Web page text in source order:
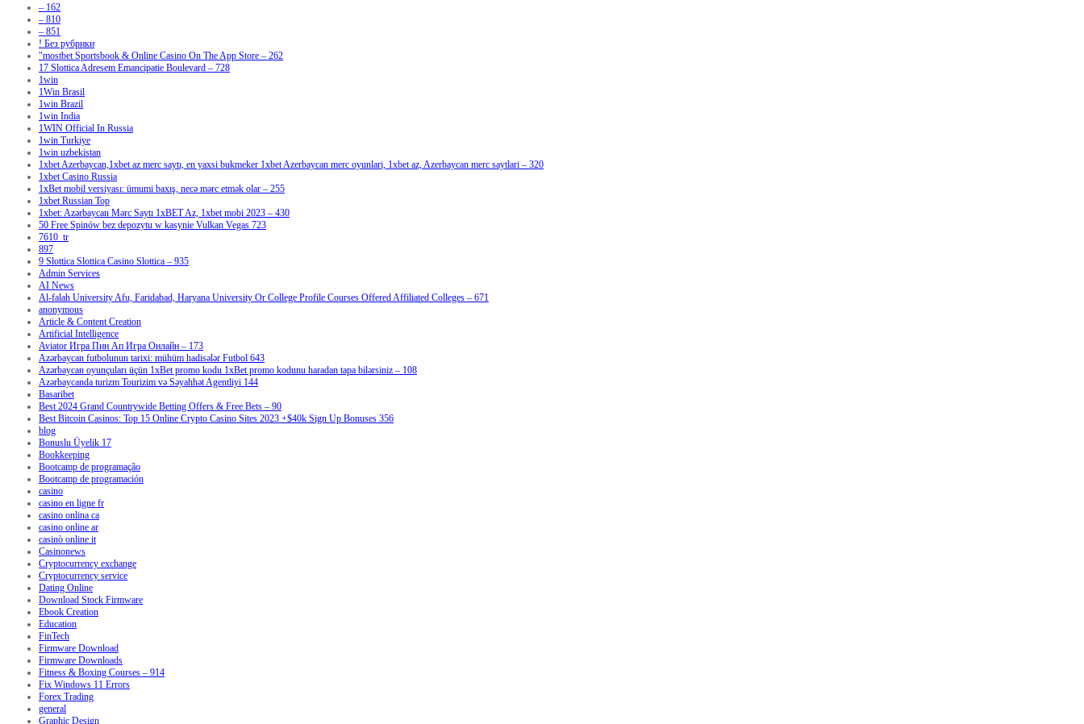
– 162
– 810
– 851
! Без рубрики
"‎mostbet Sportsbook & Online Casino On The App Store – 262
17 Slottica Adresem Emancipatie Boulevard – 728
1win
1Win Brasil
1win Brazil
1win India
1WIN Official In Russia
1win Turkiye
1win uzbekistan
1xbet Azerbaycan,1xbet az merc saytı, en yaxsi bukmeker 1xbet Azerbaycan merc oyunlari, 1xbet az, Azerbaycan merc saytlari – 320
1xbet Casino Russia
1xBet mobil versiyası: ümumi baxış, necə mərc etmək olar – 255
1xbet Russian Top
1xbet: Azərbaycan Mərc Saytı 1xBET Az, 1xbet mobi 2023 – 430
50 Free Spinów bez depozytu w kasynie Vulkan Vegas 723
7610_tr
897
9 Slottica Slottica Casino Slottica – 935
Admin Services
AI News
Al-falah University Afu, Faridabad, Haryana University Or College Profile Courses Offered Affiliated Colleges – 671
anonymous
Article & Content Creation
Artificial Intelligence
Aviator Игра Пин Ап Игра Онлайн – 173
Azərbaycan futbolunun tarixi: mühüm hadisələr Futbol 643
Azərbaycan oyunçuları üçün 1xBet promo kodu 1xBet promo kodunu haradan tapa bilərsiniz – 108
Azərbaycanda turizm Tourizim və Səyahhət Agentliyi 144
Basaribet
Best 2024 Grand Countrywide Betting Offers & Free Bets – 90
Best Bitcoin Casinos: Top 15 Online Crypto Casino Sites 2023 +$40k Sign Up Bonuses 356
blog
Bonuslu Üyelik 17
Bookkeeping
Bootcamp de programação
Bootcamp de programación
casino
casino en ligne fr
casino onlina ca
casino online ar
casinò online it
Casinonews
Cryptocurrency exchange
Cryptocurrency service
Dating Online
Download Stock Firmware
Ebook Creation
Education
FinTech
Firmware Download
Firmware Downloads
Fitness & Boxing Courses – 914
Fix Windows 11 Errors
Forex Trading
general
Graphic Design